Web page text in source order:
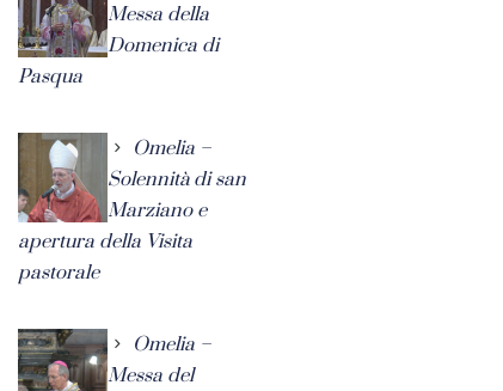
Messa della
Domenica di
Pasqua
Omelia –
Solennità di san
Marziano e
apertura della Visita
pastorale
Omelia –
Messa del